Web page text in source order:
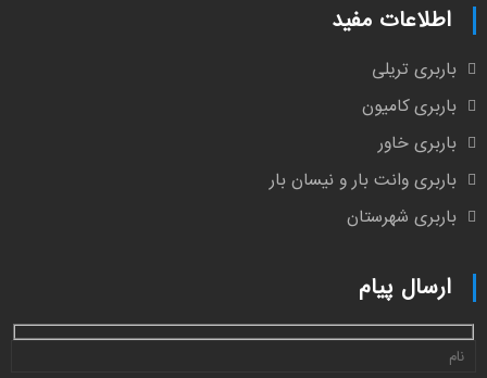
اطلاعات مفید
باربری تریلی
باربری کامیون
باربری خاور
باربری وانت بار و نیسان بار
باربری شهرستان
ارسال پیام